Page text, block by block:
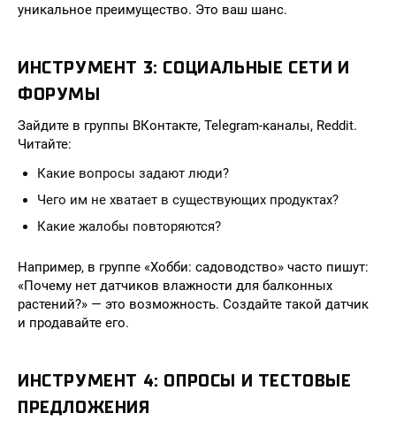
уникальное преимущество. Это ваш шанс.
ИНСТРУМЕНТ 3: СОЦИАЛЬНЫЕ СЕТИ И
ФОРУМЫ
Зайдите в группы ВКонтакте, Telegram-каналы, Reddit.
Читайте:
Какие вопросы задают люди?
Чего им не хватает в существующих продуктах?
Какие жалобы повторяются?
Например, в группе «Хобби: садоводство» часто пишут:
«Почему нет датчиков влажности для балконных
растений?» — это возможность. Создайте такой датчик
и продавайте его.
ИНСТРУМЕНТ 4: ОПРОСЫ И ТЕСТОВЫЕ
ПРЕДЛОЖЕНИЯ